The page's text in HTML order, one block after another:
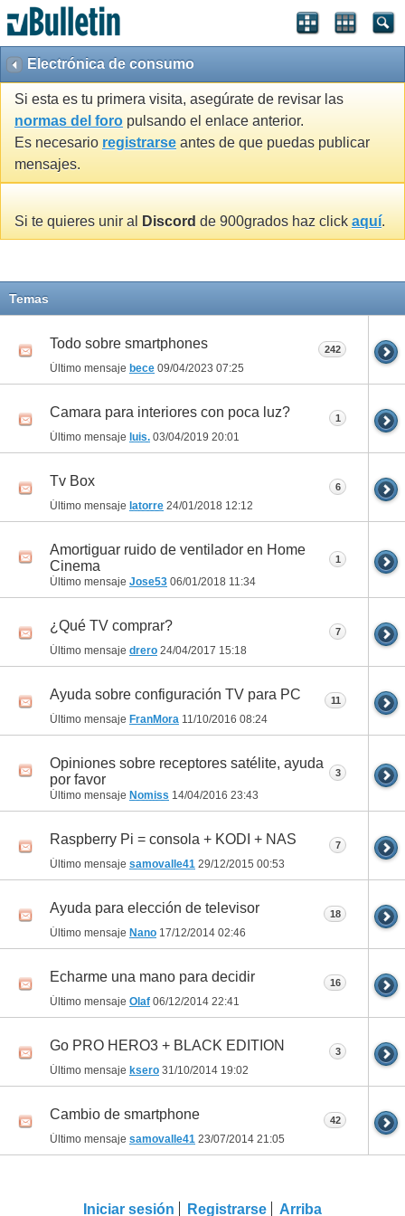
Electrónica de consumo
Si esta es tu primera visita, asegúrate de revisar las
normas del foro pulsando el enlace anterior.
Es necesario registrarse antes de que puedas publicar
mensajes.
Si te quieres unir al Discord de 900grados haz click aquí.
Temas
Todo sobre smartphones
Último mensaje bece 09/04/2023 07:25
242
Camara para interiores con poca luz?
Último mensaje luis. 03/04/2019 20:01
1
Tv Box
Último mensaje latorre 24/01/2018 12:12
6
Amortiguar ruido de ventilador en Home
Cinema
Último mensaje Jose53 06/01/2018 11:34
1
¿Qué TV comprar?
Último mensaje drero 24/04/2017 15:18
7
Ayuda sobre configuración TV para PC
Último mensaje FranMora 11/10/2016 08:24
11
Opiniones sobre receptores satélite, ayuda
por favor
Último mensaje Nomiss 14/04/2016 23:43
3
Raspberry Pi = consola + KODI + NAS
Último mensaje samovalle41 29/12/2015 00:53
7
Ayuda para elección de televisor
Último mensaje Nano 17/12/2014 02:46
18
Echarme una mano para decidir
Último mensaje Olaf 06/12/2014 22:41
16
Go PRO HERO3 + BLACK EDITION
Último mensaje ksero 31/10/2014 19:02
3
Cambio de smartphone
Último mensaje samovalle41 23/07/2014 21:05
42
Iniciar sesión Registrarse Arriba